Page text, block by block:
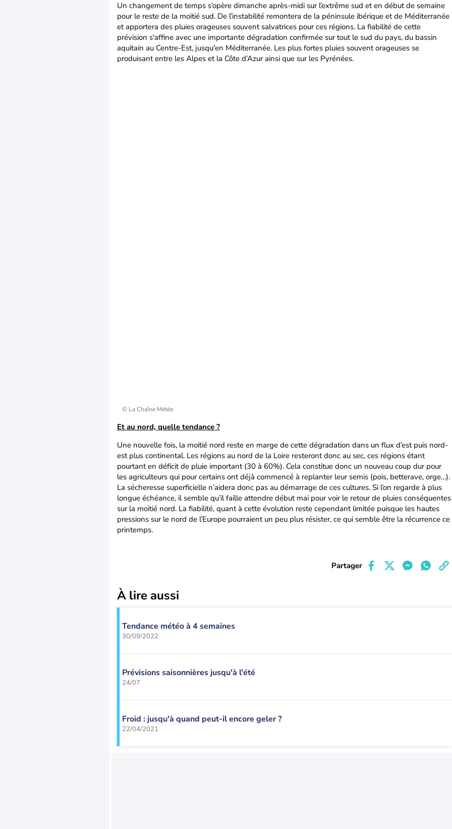
Un changement de temps s’opère dimanche après-midi sur l’extrême sud et en début de semaine
pour le reste de la moitié sud. De l’instabilité remontera de la péninsule ibérique et de Méditerranée
et apportera des pluies orageuses souvent salvatrices pour ces régions. La fiabilité de cette
prévision s'affine avec une importante dégradation confirmée sur tout le sud du pays, du bassin
aquitain au Centre-Est, jusqu'en Méditerranée. Les plus fortes pluies souvent orageuses se
produisant entre les Alpes et la Côte d’Azur ainsi que sur les Pyrénées.
© La Chaîne Météo
Et au nord, quelle tendance ?
Une nouvelle fois, la moitié nord reste en marge de cette dégradation dans un flux d’est puis nord-
est plus continental. Les régions au nord de la Loire resteront donc au sec, ces régions étant
pourtant en déficit de pluie important (30 à 60%). Cela constitue donc un nouveau coup dur pour
les agriculteurs qui pour certains ont déjà commencé à replanter leur semis (pois, betterave, orge…).
La sécheresse superficielle n’aidera donc pas au démarrage de ces cultures. Si l’on regarde à plus
longue échéance, il semble qu’il faille attendre début mai pour voir le retour de pluies conséquentes
sur la moitié nord. La fiabilité, quant à cette évolution reste cependant limitée puisque les hautes
pressions sur le nord de l’Europe pourraient un peu plus résister, ce qui semble être la récurrence ce
printemps.
Partager
À lire aussi
Tendance météo à 4 semaines
30/09/2022
Prévisions saisonnières jusqu'à l'été
24/07
Froid : jusqu'à quand peut-il encore geler ?
22/04/2021